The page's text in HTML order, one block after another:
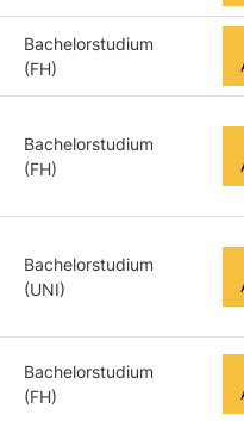
Bachelorstudium
(FH)
Bachelorstudium
(FH)
Bachelorstudium
(UNI)
Bachelorstudium
(FH)